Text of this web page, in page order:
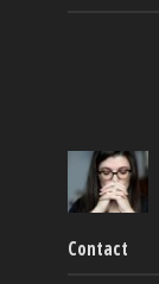
Contact